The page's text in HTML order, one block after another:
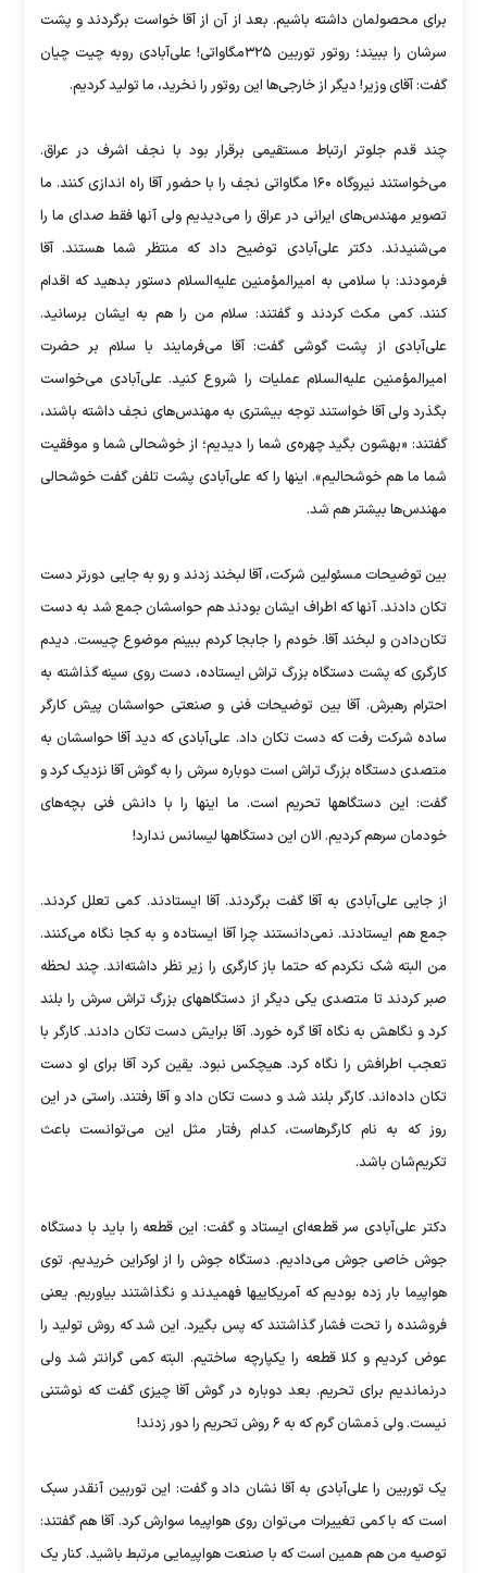
برای محصولمان داشته باشیم. بعد از آن از آقا خواست برگردند و پشت
سرشان را ببیند؛ روتور توربین ۳۲۵مگاواتی! علی‌آبادی روبه چیت چیان
گفت: آقای وزیر! دیگر از خارجی‌ها این روتور را نخرید، ما تولید کردیم.
چند قدم جلوتر ارتباط مستقیمی برقرار بود با نجف اشرف در عراق.
می‌خواستند نیروگاه ۱۶۰ مگاواتی نجف را با حضور آقا راه اندازی کنند. ما
تصویر مهندس‌های ایرانی در عراق را می‌دیدیم ولی آنها فقط صدای ما را
می‌شنیدند. دکتر علی‌آبادی توضیح داد که منتظر شما هستند. آقا
فرمودند: با سلامی به امیرالمؤمنین علیه‌السلام دستور بدهید که اقدام
کنند. کمی مکث کردند و گفتند: سلام من را هم به ایشان برسانید.
علی‌آبادی از پشت گوشی گفت: آقا می‌فرمایند با سلام بر حضرت
امیرالمؤمنین علیه‌السلام عملیات را شروع کنید. علی‌آبادی می‌خواست
بگذرد ولی آقا خواستند توجه بیشتری به مهندس‌های نجف داشته باشند،
گفتند: «بهشون بگید چهره‌ی شما را دیدیم؛ از خوشحالی شما و موفقیت
شما ما هم خوشحالیم». اینها را که علی‌آبادی پشت تلفن گفت خوشحالی
مهندس‌ها بیشتر هم شد.
بین توضیحات مسئولین شرکت، آقا لبخند زدند و رو به جایی دورتر دست
تکان دادند. آنها که اطراف ایشان بودند هم حواسشان جمع شد به دست
تکان‌دادن و لبخند آقا. خودم را جابجا کردم ببینم موضوع چیست. دیدم
کارگری که پشت دستگاه بزرگ تراش ایستاده، دست روی سینه گذاشته به
احترام رهبرش. آقا بین توضیحات فنی و صنعتی حواسشان پیش کارگر
ساده شرکت رفت که دست تکان داد. علی‌آبادی که دید آقا حواسشان به
متصدی دستگاه بزرگ تراش است دوباره سرش را به گوش آقا نزدیک کرد و
گفت: این دستگاهها تحریم است. ما اینها را با دانش فنی بچه‌های
خودمان سرهم کردیم. الان این دستگاهها لیسانس ندارد!
از جایی علی‌آبادی به آقا گفت برگردند. آقا ایستادند. کمی تعلل کردند.
جمع هم ایستادند. نمی‌دانستند چرا آقا ایستاده و به کجا نگاه می‌کنند.
من البته شک نکردم که حتما باز کارگری را زیر نظر داشته‌­اند. چند لحظه
صبر کردند تا متصدی یکی دیگر از دستگاههای بزرگ تراش سرش را بلند
کرد و نگاهش به نگاه آقا گره خورد. آقا برایش دست تکان دادند. کارگر با
تعجب اطرافش را نگاه کرد. هیچکس نبود. یقین کرد آقا برای او دست
تکان داده‌­اند. کارگر بلند شد و دست تکان داد و آقا رفتند. راستی در این
روز که به نام کارگرهاست، کدام رفتار مثل این می‌توانست باعث
تکریم‌شان باشد.
دکتر علی‌آبادی سر قطعه‌ای ایستاد و گفت: این قطعه را باید با دستگاه
جوش خاصی جوش می‌دادیم. دستگاه جوش را از اوکراین خریدیم. توی
هواپیما بار زده بودیم که آمریکاییها فهمیدند و نگذاشتند بیاوریم. یعنی
فروشنده را تحت فشار گذاشتند که پس بگیرد. این شد که روش تولید را
عوض کردیم و کلا قطعه را یکپارچه ساختیم. البته کمی گرانتر شد ولی
درنماندیم برای تحریم. بعد دوباره در گوش آقا چیزی گفت که نوشتنی
نیست. ولی دَمشان گرم که به ۶ روش تحریم را دور زدند!
یک توربین را علی‌آبادی به آقا نشان داد و گفت: این توربین آنقدر سبک
است که با کمی تغییرات می‌توان روی هواپیما سوارش کرد. آقا هم گفتند:
توصیه من هم همین است که با صنعت هواپیمایی مرتبط باشید. کنار یک